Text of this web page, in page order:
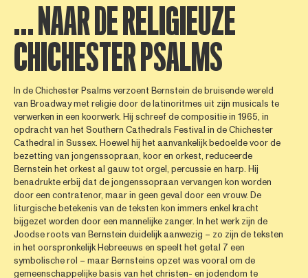
… NAAR DE RELIGIEUZE
CHICHESTER PSALMS
In de Chichester Psalms verzoent Bernstein de bruisende wereld
van Broadway met religie door de latinoritmes uit zijn musicals te
verwerken in een koorwerk. Hij schreef de compositie in 1965, in
opdracht van het Southern Cathedrals Festival in de Chichester
Cathedral in Sussex. Hoewel hij het aanvankelijk bedoelde voor de
bezetting van jongenssopraan, koor en orkest, reduceerde
Bernstein het orkest al gauw tot orgel, percussie en harp. Hij
benadrukte erbij dat de jongenssopraan vervangen kon worden
door een contratenor, maar in geen geval door een vrouw. De
liturgische betekenis van de teksten kon immers enkel kracht
bijgezet worden door een mannelijke zanger. In het werk zijn de
Joodse roots van Bernstein duidelijk aanwezig – zo zijn de teksten
in het oorspronkelijk Hebreeuws en speelt het getal 7 een
symbolische rol – maar Bernsteins opzet was vooral om de
gemeenschappelijke basis van het christen- en jodendom te